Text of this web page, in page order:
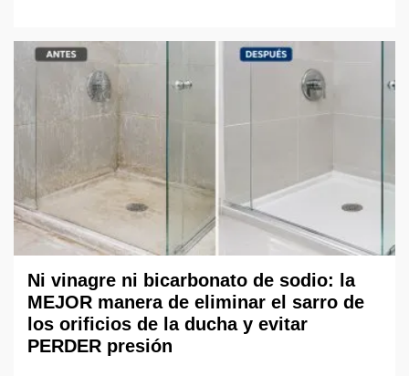
Ni vinagre ni bicarbonato de sodio: la
MEJOR manera de eliminar el sarro de
los orificios de la ducha y evitar
PERDER presión